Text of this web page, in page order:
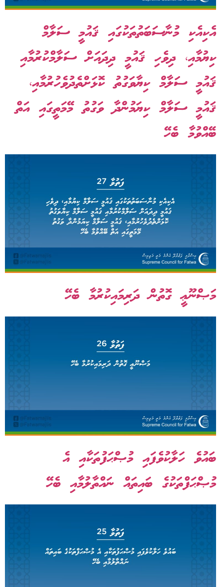
އެކިއެކި މުނާސަބަތުތަކުގައި ޤައުމީ ސަލާމް
ކިޔުމާއި، ދިވެހި ޤައުމީ ދިދައަށް ސަލާމްކުރުމާއި
ޤައުމީ ސަލާމް ކިޔާވަގުތު ކޮޅަށްތެދުވެހުރުމާއި،
ޤައުމީ ސަލާމް ކިޔަމުންދާ ވަގުތު މޭމަތީގައި އަތް
ބޭއްވުމާ ބެހޭ
މަޞްނޫޢީ ގޮތުން ދަރިމައިކުރުމާ ބެހޭ
ބައުވެ ހަލާކުވެފައި މުޞްޙަފުތަކާއި އެ
މުޞްޙަފްތަކުގެ ބައިތައް ނައްތާލުމާއި ބެހޭ